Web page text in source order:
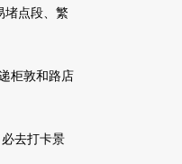
点段、繁
柜敦和路店
去打卡景